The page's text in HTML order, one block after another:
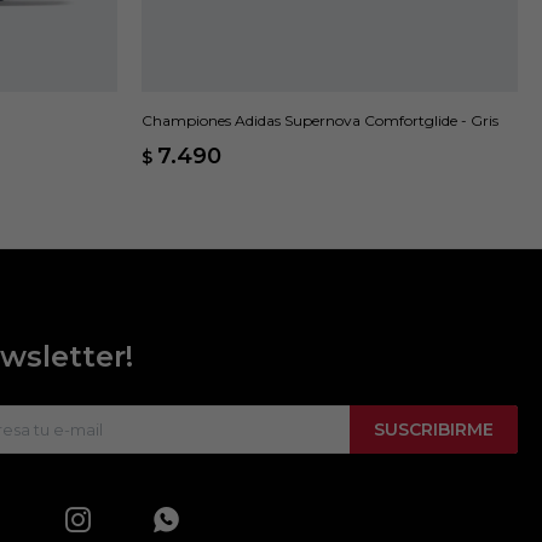
Championes Adidas Supernova Comfortglide - Gris
$ 7.490
SUSCRIBIRME
 